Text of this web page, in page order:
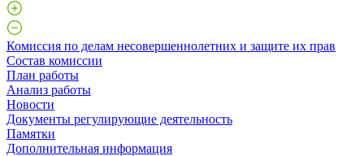
Комиссия по делам несовершеннолетних и защите их прав
Состав комиссии
План работы
Анализ работы
Новости
Документы регулирующие деятельность
Памятки
Дополнительная информация